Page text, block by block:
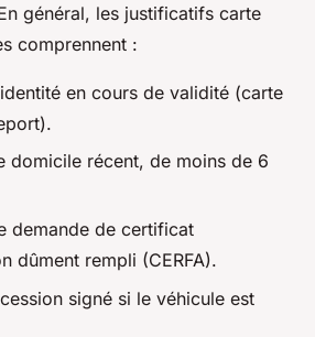
général, les justificatifs carte
comprennent :
en cours de validité (carte
domicile récent, de moins de 6
demande de certificat
dûment rempli (CERFA).
signé si le véhicule est